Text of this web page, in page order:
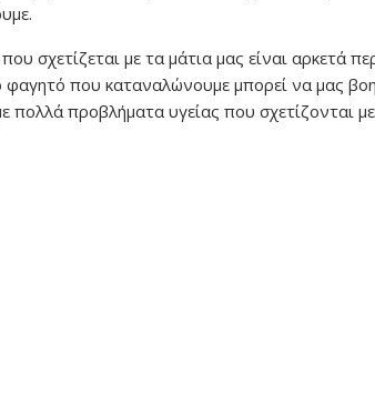
σχετίζεται με τα μάτια μας είναι αρκετά
φαγητό που καταναλώνουμε μπορεί να μας
πολλά προβλήματα υγείας που σχετίζονται